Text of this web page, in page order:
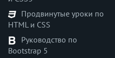
transition
transition-delay
transition-duration
transition-property
Продвинутые уроки по
HTML и CSS
Руководство по
Bootstrap 5